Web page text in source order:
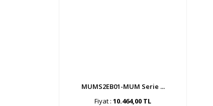
MUMS2EB01-MUM Serie ...
Fiyat : 10.464,00 TL